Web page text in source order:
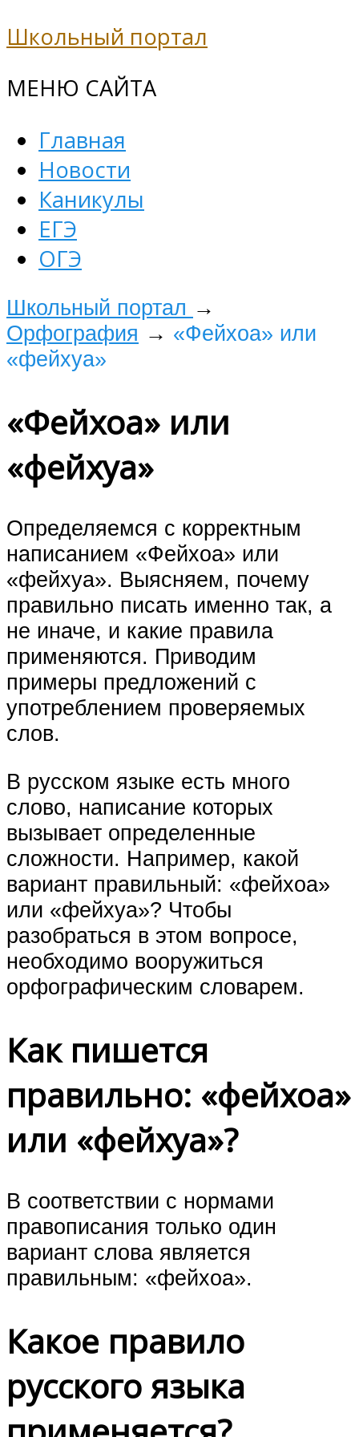
Школьный портал
МЕНЮ САЙТА
Главная
Новости
Каникулы
ЕГЭ
ОГЭ
Школьный портал →
Орфография → «Фейхоа» или
«фейхуа»
«Фейхоа» или
«фейхуа»
Определяемся с корректным
написанием «Фейхоа» или
«фейхуа». Выясняем, почему
правильно писать именно так, а
не иначе, и какие правила
применяются. Приводим
примеры предложений с
употреблением проверяемых
слов.
В русском языке есть много
слово, написание которых
вызывает определенные
сложности. Например, какой
вариант правильный: «фейхоа»
или «фейхуа»? Чтобы
разобраться в этом вопросе,
необходимо вооружиться
орфографическим словарем.
Как пишется
правильно: «фейхоа»
или «фейхуа»?
В соответствии с нормами
правописания только один
вариант слова является
правильным: «фейхоа».
Какое правило
русского языка